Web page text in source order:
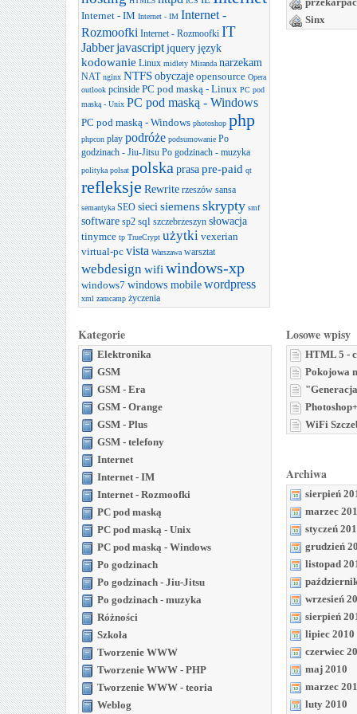
Internet - IM Internet - IM Internet -
Rozmoofki Internet - Rozmoofki IT
Jabberjavascript jquery język
kodowanie Linux midlety Miranda narzekam
NAT nginx NTFS obyczaje opensource Opera
outlook pcinside PC pod maską - Linux PC pod
maską - Unix PC pod maską - Windows
PC pod maską - Windows photoshop php
phpcon play podróże podsumowanie Po
godzinach - Jiu-Jitsu Po godzinach - muzyka
polityka polsat polska prasa pre-paid qt
refleksje Rewrite rzeszów sansa
semantyka SEO sieci siemens skrypty smf
software sp2 sql szczebrzeszyn słowacja
tinymce tp TrueCrypt użytki vexerian
virtual-pc vista Warszawa warsztat
webdesign wifi windows-xp
windows7 windows mobile wordpress
xml zamcamp życzenia
Sinx
Kategorie
Elektronika
GSM
GSM - Era
GSM - Orange
GSM - Plus
GSM - telefony
Internet
Internet - IM
Internet - Rozmoofki
PC pod maską
PC pod maską - Unix
PC pod maską - Windows
Po godzinach
Po godzinach - Jiu-Jitsu
Po godzinach - muzyka
Różności
Szkoła
Tworzenie WWW
Tworzenie WWW - PHP
Tworzenie WWW - teoria
Weblog
Losowe wpisy
HTML 5 -
Pokojowa
WiFi
Archiwa
sierpień
marzec
styczeń
grudzień
listopad
wrzesień
sierpień
lipiec 2010
czerwiec
maj 2010
marzec
luty 2010